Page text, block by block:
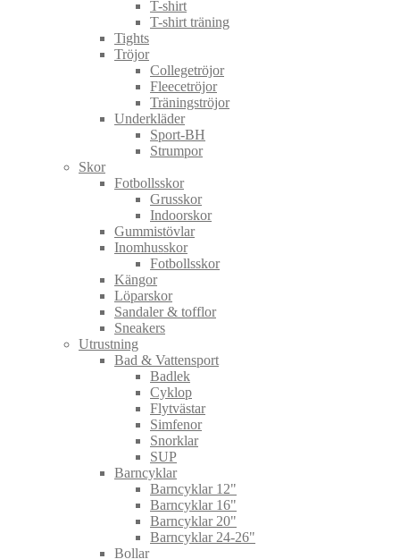
T-shirt
T-shirt träning
Tights
Tröjor
Collegetröjor
Fleecetröjor
Träningströjor
Underkläder
Sport-BH
Strumpor
Skor
Fotbollsskor
Grusskor
Indoorskor
Gummistövlar
Inomhusskor
Fotbollsskor
Kängor
Löparskor
Sandaler & tofflor
Sneakers
Utrustning
Bad & Vattensport
Badlek
Cyklop
Flytvästar
Simfenor
Snorklar
SUP
Barncyklar
Barncyklar 12"
Barncyklar 16"
Barncyklar 20"
Barncyklar 24-26"
Bollar